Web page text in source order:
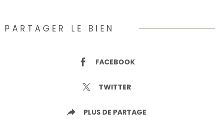
PARTAGER LE BIEN
FACEBOOK
TWITTER
PLUS DE PARTAGE